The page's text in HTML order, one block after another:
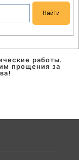
работы.
прощения за